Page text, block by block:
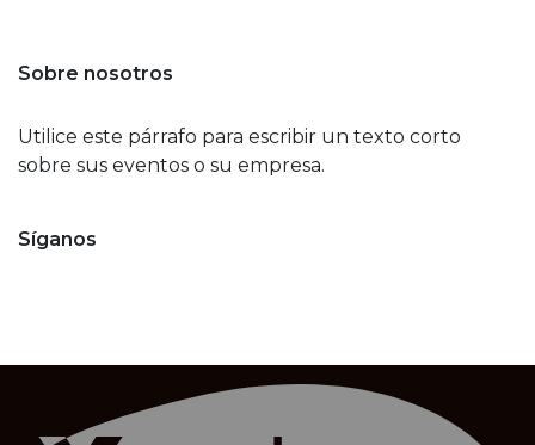
Sobre nosotros
Utilice este párrafo para escribir un texto corto
sobre sus eventos o su empresa.
Síganos